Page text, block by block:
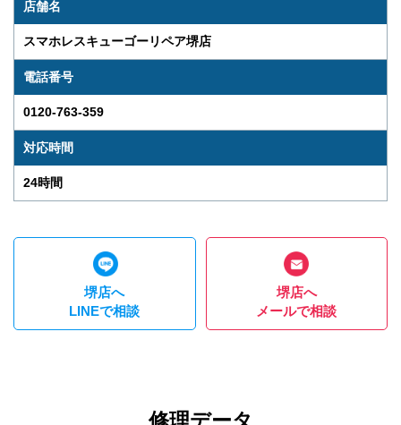
店舗名
スマホレスキューゴーリペア堺店
電話番号
0120-763-359
対応時間
24時間
堺店へ
LINEで相談
堺店へ
メールで相談